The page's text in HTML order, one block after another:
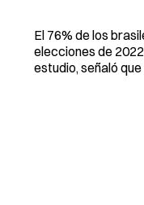
El 76% de los
elecciones de
estudio, señaló